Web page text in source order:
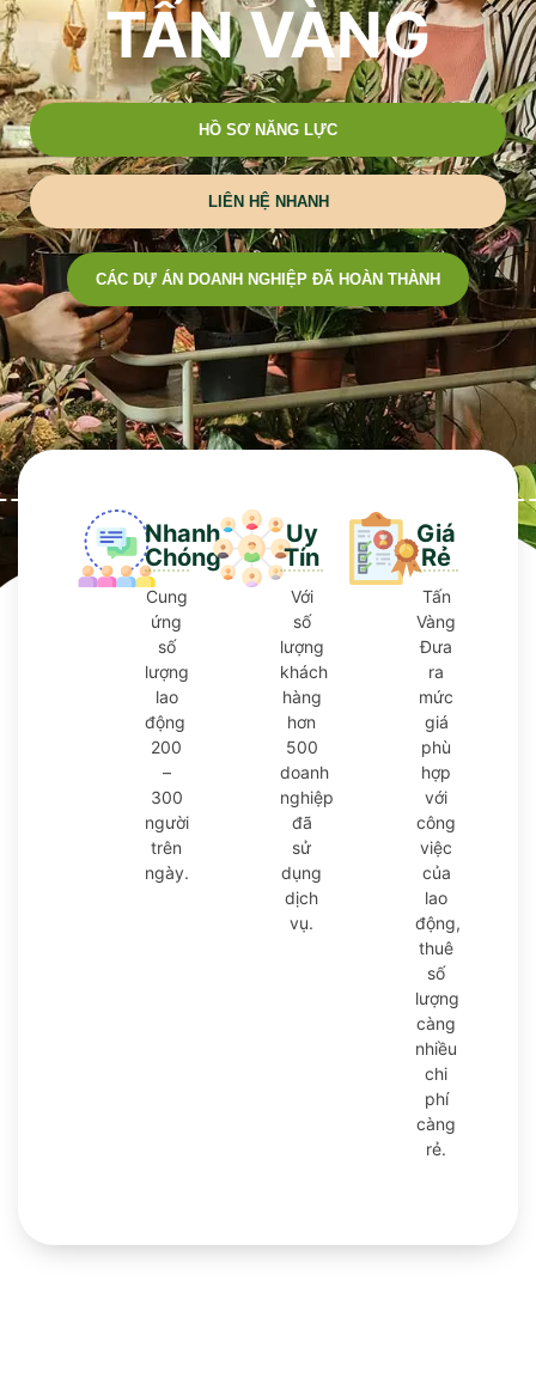
TẤN VÀNG
HỒ SƠ NĂNG LỰC
LIÊN HỆ NHANH
CÁC DỰ ÁN DOANH NGHIỆP ĐÃ HOÀN THÀNH
Nhanh
Chóng
Cung
ứng
số
lượng
lao
động
200
–
300
người
trên
ngày.
Uy
Tín
Với
số
lượng
khách
hàng
hơn
500
doanh
nghiệp
đã
sử
dụng
dịch
vụ.
Giá
Rẻ
Tấn
Vàng
Đưa
ra
mức
giá
phù
hợp
với
công
việc
của
lao
động,
thuê
số
lượng
càng
nhiều
chi
phí
càng
rẻ.